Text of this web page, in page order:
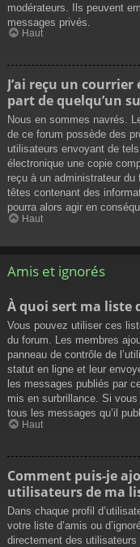
modérateurs. Ils peuvent
messages privés.
Haut
J’ai reçu un
part de quelqu’un
Nous en sommes navrés.
de ce forum possède des
utilisateurs envoyant de
électronique une copie
reçu à un administrateur
têtes contenant des
pourra alors agir en
Haut
Amis et ignorés
À quoi sert ma liste
Vous pouvez utiliser ces
du forum. Les membres
panneau de contrôle de
statut en ligne et leur
les messages publiés par
mis en surbrillance. Si
tous les messages qu’il
Haut
Comment puis-je
utilisateurs de ma
Dans chaque profil
votre liste d’amis ou
directement des utilisateurs